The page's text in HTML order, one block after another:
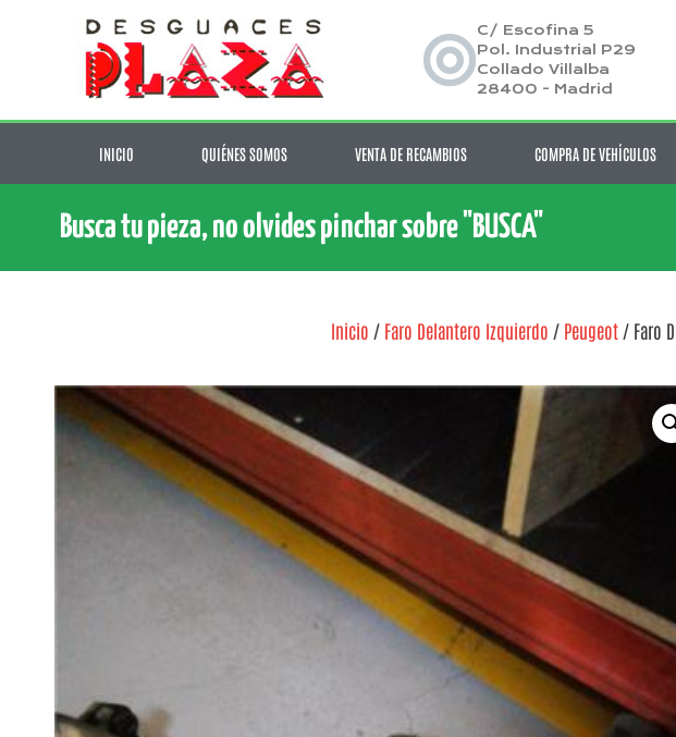
C/ Escofina 5
Pol. Industrial P29
Collado Villalba
28400 - Madrid
INICIO QUIÉNES SOMOS VENTA DE RECAMBIOS COMPRA DE VEHÍCULOS
Busca tu pieza, no olvides pinchar sobre "BUSCA"
Inicio / Faro Delantero Izquierdo / Peugeot / Faro